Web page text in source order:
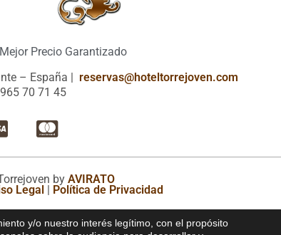
Precio Garantizado
– España | reservas@hoteltorrejoven.com
70 71 45
by AVIRATO
Legal| Política de Privacidad
y/o nuestro interés legítimo, con el propósito